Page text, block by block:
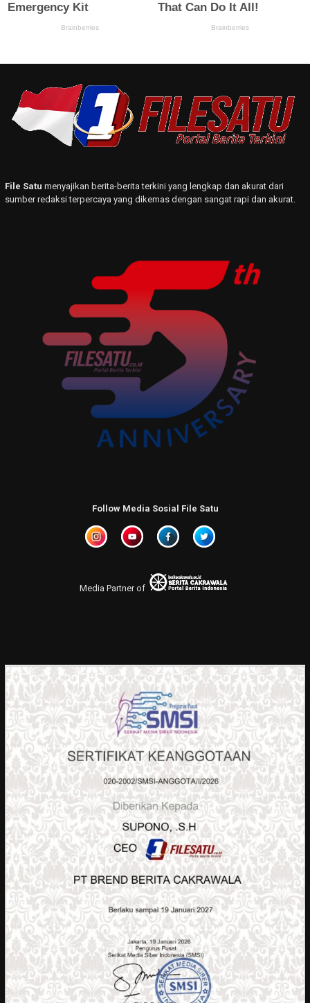
File Satu menyajikan berita-berita terkini yang lengkap dan akurat dari
sumber redaksi terpercaya yang dikemas dengan sangat rapi dan akurat.
Follow Media Sosial File Satu
Media Partner of